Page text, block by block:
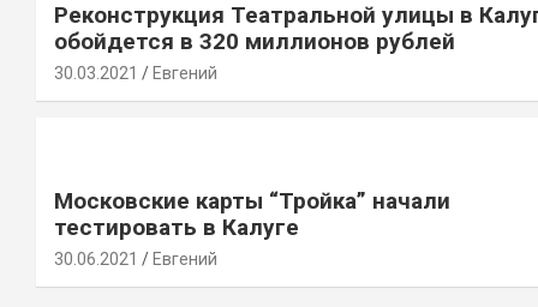
Реконструкция Театральной улицы в
обойдется в 320 миллионов рублей
30.03.2021 Евгений
Московские карты “Тройка” начали
тестировать в Калуге
30.06.2021 Евгений